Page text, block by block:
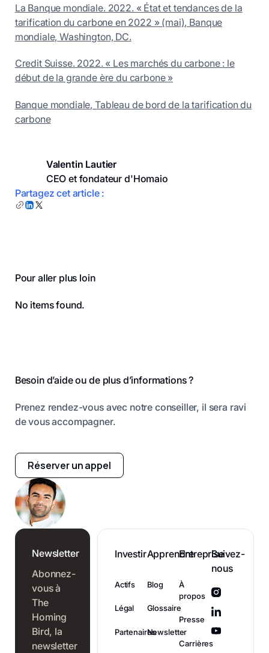
La Banque mondiale. 2022. « État et tendances de la
tarification du carbone en 2022 » (mai), Banque
mondiale, Washington, DC.
Credit Suisse. 2022. « Les marchés du carbone : le
début de la grande ère du carbone »
Banque mondiale, Tableau de bord de la tarification du
carbone
Valentin Lautier
CEO et fondateur d'Homaio
Partagez cet article :
Pour aller plus loin
No items found.
Besoin d’aide ou de plus d’informations ?
Prenez rendez-vous avec notre conseiller, il sera ravi
de vous accompagner.
Réserver un appel
Newsletter
Abonnez-
vous à
The
Homing
Bird, la
newsletter
Investir
Actifs
Légal
Partenaires
Apprendre
Blog
Glossaire
Newsletter
Entreprise
À
propos
Presse
Carrières
Suivez-
nous